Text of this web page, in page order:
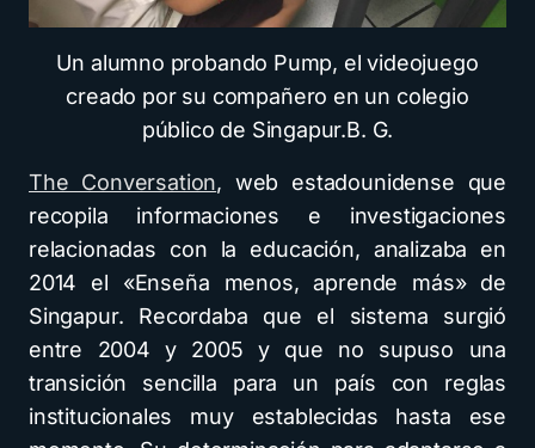
Un alumno probando Pump, el videojuego
creado por su compañero en un colegio
público de Singapur.B. G.
The Conversation, web estadounidense que
recopila informaciones e investigaciones
relacionadas con la educación, analizaba en
2014 el «Enseña menos, aprende más» de
Singapur. Recordaba que el sistema surgió
entre 2004 y 2005 y que no supuso una
transición sencilla para un país con reglas
institucionales muy establecidas hasta ese